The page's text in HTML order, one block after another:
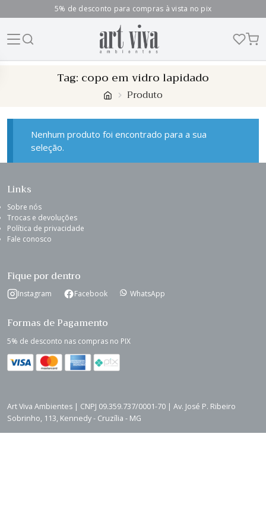
5% de desconto para compras à vista no pix
Tag: copo em vidro lapidado
Produto
Nenhum produto foi encontrado para a sua
seleção.
Links
Sobre nós
Trocas e devoluções
Política de privacidade
Fale conosco
Fique por dentro
Instagram Facebook WhatsApp
Formas de Pagamento
5% de desconto nas compras no PIX
Art Viva Ambientes | CNPJ 09.359.737/0001-70 | Av. José P. Ribeiro
Sobrinho, 113, Kennedy - Cruzília - MG